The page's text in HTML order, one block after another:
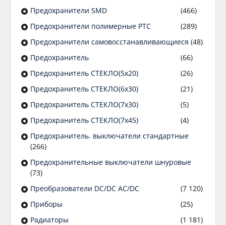
Предохранители SMD
(466)
Предохранители полимерные PTC
(289)
Предохранители самовосстанавливающиеся (48)
Предохранитель
(66)
Предохранитель СТЕКЛО(5х20)
(26)
Предохранитель СТЕКЛО(6х30)
(21)
Предохранитель СТЕКЛО(7х30)
(5)
Предохранитель СТЕКЛО(7х45)
(4)
Предохранитель. выключатели стандартные
(266)
Предохранительные выключатели шнуровые
(73)
Преобразователи DC/DC AC/DC
(7 120)
Приборы
(25)
Радиаторы
(1 181)